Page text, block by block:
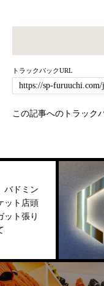
トラックバックURL
この記事へのトラック
ン
頭
り